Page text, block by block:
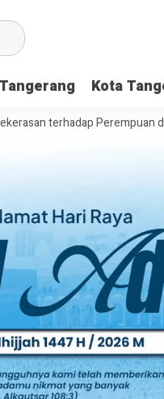
Kota
Perempuan dan